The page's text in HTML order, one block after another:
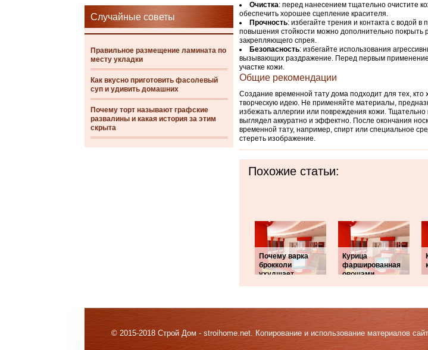
Случайные советы
Правильное размещение ламината по
месту укладки
Как вкусно приготовить фасолевый
суп и удивить домашних
Почему торт называют графские
развалины и какая история за этим
скрыта
Очистка: перед нанесением тщательно очистите
обеспечить хорошее сцепление красителя.
Прочность: избегайте трения и контакта с водой
повышения стойкости можно дополнительно покрыть
закрепляющего спрея.
Безопасность: избегайте использования
вызывающих раздражение. Перед первым
участке кожи.
Общие рекомендации
Создание временной тату дома подходит для тех,
творческую идею. Не применяйте материалы,
избежать аллергии или повреждения кожи.
выглядел аккуратно и эффектно. После окончания
временной тату, например, спирт или специальное
стереть изображение.
Похожие статьи:
Почему варка
брокколи
ухудшает
Курица
фаршированная
овощами
© 2015-2018 Строй Дом - stroihome.net. Копирование и использование материалов